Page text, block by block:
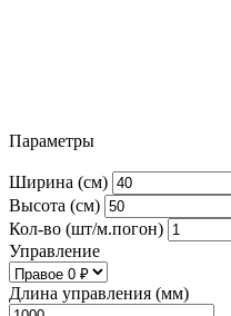
Параметры
Ширина (см)
Высота (см)
Кол-во (шт/м.погон)
Управление
Длина управления (мм)